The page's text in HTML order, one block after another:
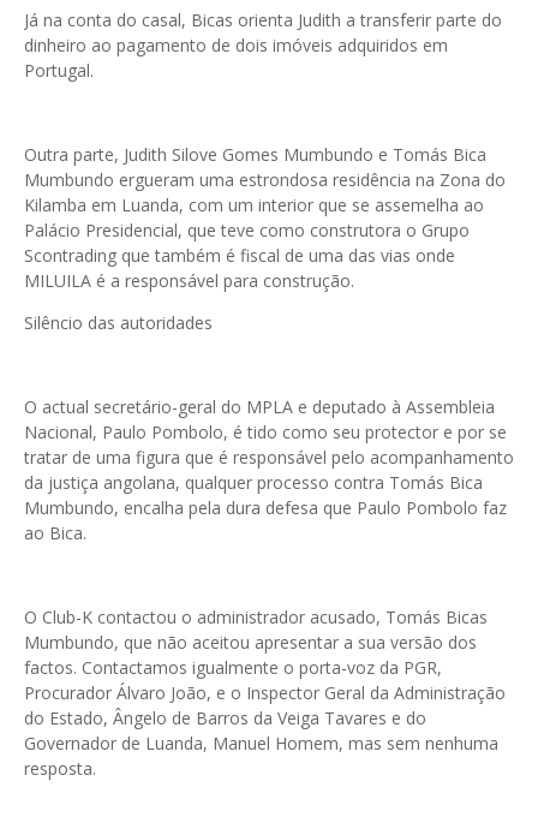
Já na conta do casal, Bicas orienta Judith a transferir parte do
dinheiro ao pagamento de dois imóveis adquiridos em
Portugal.
Outra parte, Judith Silove Gomes Mumbundo e Tomás Bica
Mumbundo ergueram uma estrondosa residência na Zona do
Kilamba em Luanda, com um interior que se assemelha ao
Palácio Presidencial, que teve como construtora o Grupo
Scontrading que também é fiscal de uma das vias onde
MILUILA é a responsável para construção.
Silêncio das autoridades
O actual secretário-geral do MPLA e deputado à Assembleia
Nacional, Paulo Pombolo, é tido como seu protector e por se
tratar de uma figura que é responsável pelo acompanhamento
da justiça angolana, qualquer processo contra Tomás Bica
Mumbundo, encalha pela dura defesa que Paulo Pombolo faz
ao Bica.
O Club-K contactou o administrador acusado, Tomás Bicas
Mumbundo, que não aceitou apresentar a sua versão dos
factos. Contactamos igualmente o porta-voz da PGR,
Procurador Álvaro João, e o Inspector Geral da Administração
do Estado, Ângelo de Barros da Veiga Tavares e do
Governador de Luanda, Manuel Homem, mas sem nenhuma
resposta.